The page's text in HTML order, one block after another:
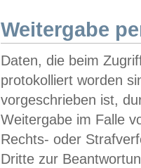
Weitergabe
Daten, die beim
protokolliert worden
vorgeschrieben ist,
Weitergabe im Falle
Rechts- oder
Dritte zur